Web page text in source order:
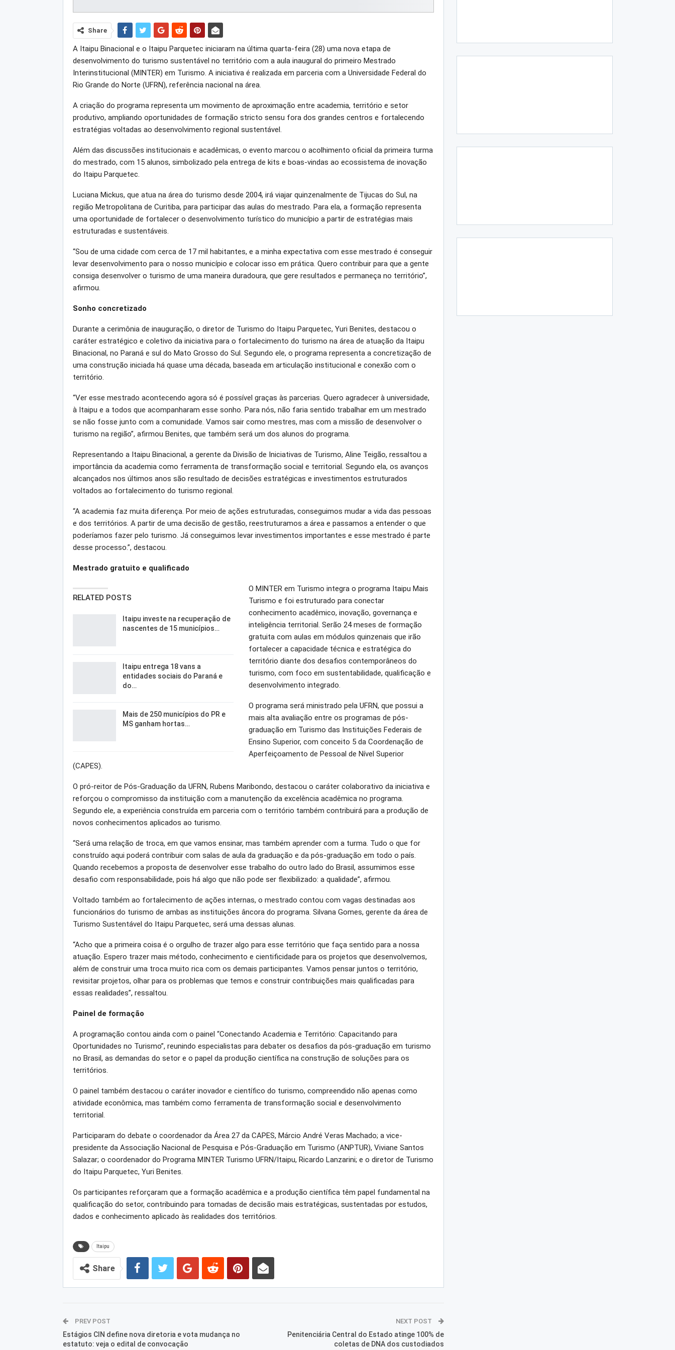
Share
A Itaipu Binacional e o Itaipu Parquetec iniciaram na última quarta-feira (28) uma nova etapa de
desenvolvimento do turismo sustentável no território com a aula inaugural do primeiro Mestrado
Interinstitucional (MINTER) em Turismo. A iniciativa é realizada em parceria com a Universidade Federal do
Rio Grande do Norte (UFRN), referência nacional na área.
A criação do programa representa um movimento de aproximação entre academia, território e setor
produtivo, ampliando oportunidades de formação stricto sensu fora dos grandes centros e fortalecendo
estratégias voltadas ao desenvolvimento regional sustentável.
Além das discussões institucionais e acadêmicas, o evento marcou o acolhimento oficial da primeira turma
do mestrado, com 15 alunos, simbolizado pela entrega de kits e boas-vindas ao ecossistema de inovação
do Itaipu Parquetec.
Luciana Mickus, que atua na área do turismo desde 2004, irá viajar quinzenalmente de Tijucas do Sul, na
região Metropolitana de Curitiba, para participar das aulas do mestrado. Para ela, a formação representa
uma oportunidade de fortalecer o desenvolvimento turístico do município a partir de estratégias mais
estruturadas e sustentáveis.
“Sou de uma cidade com cerca de 17 mil habitantes, e a minha expectativa com esse mestrado é conseguir
levar desenvolvimento para o nosso município e colocar isso em prática. Quero contribuir para que a gente
consiga desenvolver o turismo de uma maneira duradoura, que gere resultados e permaneça no território”,
afirmou.
Sonho concretizado
Durante a cerimônia de inauguração, o diretor de Turismo do Itaipu Parquetec, Yuri Benites, destacou o
caráter estratégico e coletivo da iniciativa para o fortalecimento do turismo na área de atuação da Itaipu
Binacional, no Paraná e sul do Mato Grosso do Sul. Segundo ele, o programa representa a concretização de
uma construção iniciada há quase uma década, baseada em articulação institucional e conexão com o
território.
“Ver esse mestrado acontecendo agora só é possível graças às parcerias. Quero agradecer à universidade,
à Itaipu e a todos que acompanharam esse sonho. Para nós, não faria sentido trabalhar em um mestrado
se não fosse junto com a comunidade. Vamos sair como mestres, mas com a missão de desenvolver o
turismo na região”, afirmou Benites, que também será um dos alunos do programa.
Representando a Itaipu Binacional, a gerente da Divisão de Iniciativas de Turismo, Aline Teigão, ressaltou a
importância da academia como ferramenta de transformação social e territorial. Segundo ela, os avanços
alcançados nos últimos anos são resultado de decisões estratégicas e investimentos estruturados
voltados ao fortalecimento do turismo regional.
“A academia faz muita diferença. Por meio de ações estruturadas, conseguimos mudar a vida das pessoas
e dos territórios. A partir de uma decisão de gestão, reestruturamos a área e passamos a entender o que
poderíamos fazer pelo turismo. Já conseguimos levar investimentos importantes e esse mestrado é parte
desse processo.”, destacou.
Mestrado gratuito e qualificado
RELATED POSTS
Itaipu investe na recuperação de
nascentes de 15 municípios…
Itaipu entrega 18 vans a
entidades sociais do Paraná e
do…
Mais de 250 municípios do PR e
MS ganham hortas…
O MINTER em Turismo integra o programa Itaipu Mais
Turismo e foi estruturado para conectar
conhecimento acadêmico, inovação, governança e
inteligência territorial. Serão 24 meses de formação
gratuita com aulas em módulos quinzenais que irão
fortalecer a capacidade técnica e estratégica do
território diante dos desafios contemporâneos do
turismo, com foco em sustentabilidade, qualificação e
desenvolvimento integrado.
O programa será ministrado pela UFRN, que possui a
mais alta avaliação entre os programas de pós-
graduação em Turismo das Instituições Federais de
Ensino Superior, com conceito 5 da Coordenação de
Aperfeiçoamento de Pessoal de Nível Superior
(CAPES).
O pró-reitor de Pós-Graduação da UFRN, Rubens Maribondo, destacou o caráter colaborativo da iniciativa e
reforçou o compromisso da instituição com a manutenção da excelência acadêmica no programa.
Segundo ele, a experiência construída em parceria com o território também contribuirá para a produção de
novos conhecimentos aplicados ao turismo.
“Será uma relação de troca, em que vamos ensinar, mas também aprender com a turma. Tudo o que for
construído aqui poderá contribuir com salas de aula da graduação e da pós-graduação em todo o país.
Quando recebemos a proposta de desenvolver esse trabalho do outro lado do Brasil, assumimos esse
desafio com responsabilidade, pois há algo que não pode ser flexibilizado: a qualidade”, afirmou.
Voltado também ao fortalecimento de ações internas, o mestrado contou com vagas destinadas aos
funcionários do turismo de ambas as instituições âncora do programa. Silvana Gomes, gerente da área de
Turismo Sustentável do Itaipu Parquetec, será uma dessas alunas.
“Acho que a primeira coisa é o orgulho de trazer algo para esse território que faça sentido para a nossa
atuação. Espero trazer mais método, conhecimento e cientificidade para os projetos que desenvolvemos,
além de construir uma troca muito rica com os demais participantes. Vamos pensar juntos o território,
revisitar projetos, olhar para os problemas que temos e construir contribuições mais qualificadas para
essas realidades”, ressaltou.
Painel de formação
A programação contou ainda com o painel “Conectando Academia e Território: Capacitando para
Oportunidades no Turismo”, reunindo especialistas para debater os desafios da pós-graduação em turismo
no Brasil, as demandas do setor e o papel da produção científica na construção de soluções para os
territórios.
O painel também destacou o caráter inovador e científico do turismo, compreendido não apenas como
atividade econômica, mas também como ferramenta de transformação social e desenvolvimento
territorial.
Participaram do debate o coordenador da Área 27 da CAPES, Márcio André Veras Machado; a vice-
presidente da Associação Nacional de Pesquisa e Pós-Graduação em Turismo (ANPTUR), Viviane Santos
Salazar; o coordenador do Programa MINTER Turismo UFRN/Itaipu, Ricardo Lanzarini; e o diretor de Turismo
do Itaipu Parquetec, Yuri Benites.
Os participantes reforçaram que a formação acadêmica e a produção científica têm papel fundamental na
qualificação do setor, contribuindo para tomadas de decisão mais estratégicas, sustentadas por estudos,
dados e conhecimento aplicado às realidades dos territórios.
Itaipu
Share
PREV POST
Estágios CIN define nova diretoria e vota mudança no
estatuto: veja o edital de convocação
NEXT POST
Penitenciária Central do Estado atinge 100% de
coletas de DNA dos custodiados